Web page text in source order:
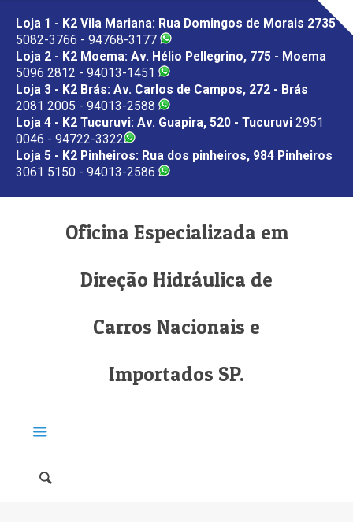
Loja 1 - K2 Vila Mariana: Rua Domingos de Morais 2735
5082-3766 - 94768-3177
Loja 2 - K2 Moema: Av. Hélio Pellegrino, 775 - Moema
5096 2812 - 94013-1451
Loja 3 - K2 Brás: Av. Carlos de Campos, 272 - Brás
2081 2005 - 94013-2588
Loja 4 - K2 Tucuruvi: Av. Guapira, 520 - Tucuruvi 2951
0046 - 94722-3322
Loja 5 - K2 Pinheiros: Rua dos pinheiros, 984 Pinheiros
3061 5150 - 94013-2586
Oficina Especializada em
Direção Hidráulica de
Carros Nacionais e
Importados SP.